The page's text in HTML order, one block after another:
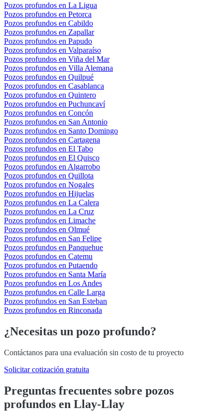
Pozos profundos en La Ligua
Pozos profundos en Petorca
Pozos profundos en Cabildo
Pozos profundos en Zapallar
Pozos profundos en Papudo
Pozos profundos en Valparaíso
Pozos profundos en Viña del Mar
Pozos profundos en Villa Alemana
Pozos profundos en Quilpué
Pozos profundos en Casablanca
Pozos profundos en Quintero
Pozos profundos en Puchuncaví
Pozos profundos en Concón
Pozos profundos en San Antonio
Pozos profundos en Santo Domingo
Pozos profundos en Cartagena
Pozos profundos en El Tabo
Pozos profundos en El Quisco
Pozos profundos en Algarrobo
Pozos profundos en Quillota
Pozos profundos en Nogales
Pozos profundos en Hijuelas
Pozos profundos en La Calera
Pozos profundos en La Cruz
Pozos profundos en Limache
Pozos profundos en Olmué
Pozos profundos en San Felipe
Pozos profundos en Panquehue
Pozos profundos en Catemu
Pozos profundos en Putaendo
Pozos profundos en Santa María
Pozos profundos en Los Andes
Pozos profundos en Calle Larga
Pozos profundos en San Esteban
Pozos profundos en Rinconada
¿Necesitas un pozo profundo?
Contáctanos para una evaluación sin costo de tu proyecto
Solicitar cotización gratuita
Preguntas frecuentes sobre pozos
profundos en Llay-Llay